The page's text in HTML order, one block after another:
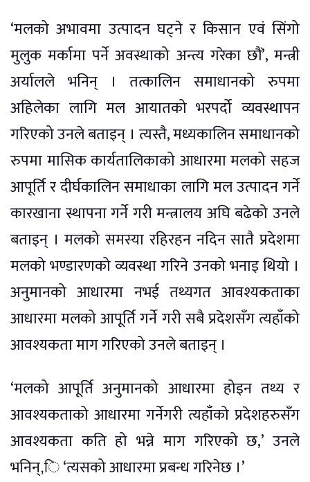
‘मलको अभावमा उत्पादन घट्ने र किसान एवं सिंगो
मुलुक मर्कामा पर्ने अवस्थाको अन्त्य गरेका छौं’, मन्त्री
अर्यालले भनिन् । तत्कालिन समाधानको रुपमा
अहिलेका लागि मल आयातको भरपर्दो व्यवस्थापन
गरिएको उनले बताइन् । त्यस्तै, मध्यकालिन समाधानको
रुपमा मासिक कार्यतालिकाको आधारमा मलको सहज
आपूर्ति र दीर्घकालिन समाधाका लागि मल उत्पादन गर्ने
कारखाना स्थापना गर्ने गरी मन्त्रालय अघि बढेको उनले
बताइन् । मलको समस्या रहिरहन नदिन सातै प्रदेशमा
मलको भण्डारणको व्यवस्था गरिने उनको भनाइ थियो ।
अनुमानको आधारमा नभई तथ्यगत आवश्यकताका
आधारमा मलको आपूर्ति गर्ने गरी सबै प्रदेशसँग त्यहाँको
आवश्यकता माग गरिएको उनले बताइन् ।
‘मलको आपूर्ति अनुमानको आधारमा होइन तथ्य र
आवश्यकताको आधारमा गर्नेगरी त्यहाँको प्रदेशहरुसँग
आवश्यकता कति हो भन्ने माग गरिएको छ,’ उनले
भनिन्,ि ‘त्यसको आधारमा प्रबन्ध गरिनेछ ।’